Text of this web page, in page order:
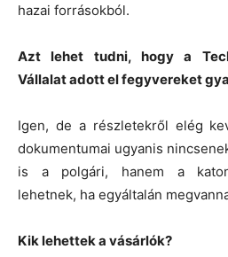
hazai forrásokból.
Azt lehet tudni, hogy a
Vállalat adott el fegyvereket
Igen, de a részletekről elég
dokumentumai ugyanis
is a polgári, hanem a
lehetnek, ha egyáltalán
Kik lehettek a vásárlók?